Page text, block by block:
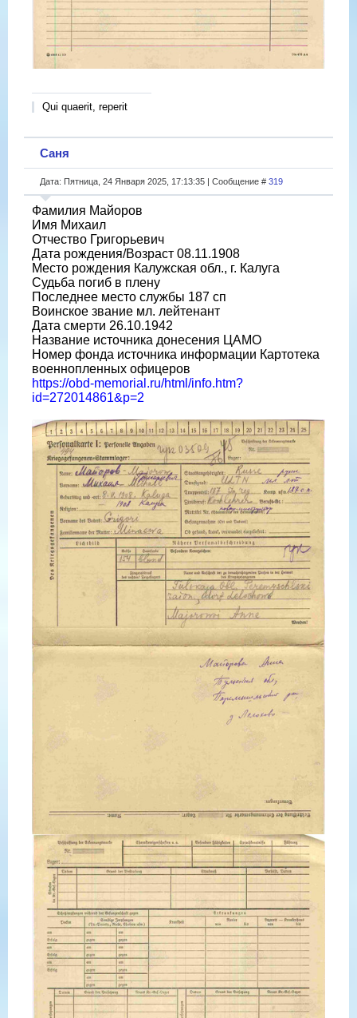
Qui quaerit, reperit
Саня
Дата: Пятница, 24 Января 2025, 17:13:35 | Сообщение # 319
Фамилия Майоров
Имя Михаил
Отчество Григорьевич
Дата рождения/Возраст 08.11.1908
Место рождения Калужская обл., г. Калуга
Судьба погиб в плену
Последнее место службы 187 сп
Воинское звание мл. лейтенант
Дата смерти 26.10.1942
Название источника донесения ЦАМО
Номер фонда источника информации Картотека
военнопленных офицеров
https://obd-memorial.ru/html/info.htm?
id=272014861&p=2